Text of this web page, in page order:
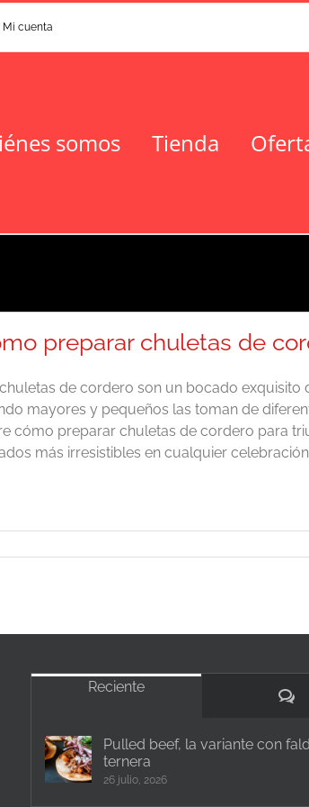
Mi cuenta
somos Tienda
preparar chuletas de
de cordero son un bocado exquisito
mayores y pequeños las toman de
cómo preparar chuletas de cordero para
más irresistibles en cualquier celebración
Reciente
Pulled beef, la variante con
ternera
26 julio, 2026